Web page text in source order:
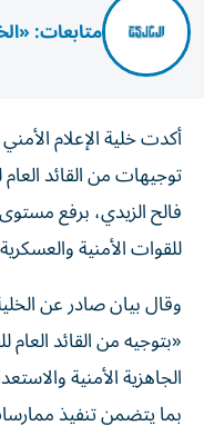
متابعات:
أكدت خلية الإعلام
توجيهات من القائد
فالح الزيدي، برفع مستوى
للقوات الأمنية
وقال بيان صادر عن
«بتوجيه من القائد
الجاهزية الأمنية
بما يتضمن تنفيذ